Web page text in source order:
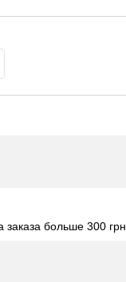
больше 300 грн